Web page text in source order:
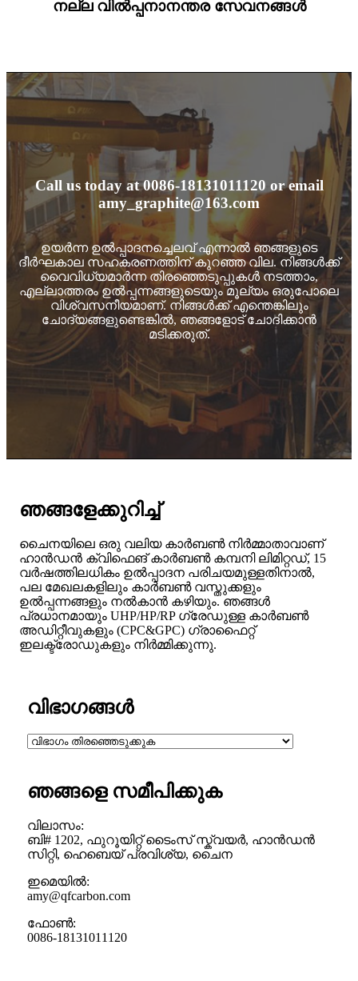
നല്ല വിൽപ്പനാനന്തര സേവനങ്ങൾ
Call us today at 0086-18131011120 or email
amy_graphite@163.com
ഉയർന്ന ഉൽപ്പാദനച്ചെലവ് എന്നാൽ ഞങ്ങളുടെ
ദീർഘകാല സഹകരണത്തിന് കുറഞ്ഞ വില. നിങ്ങൾക്ക്
വൈവിധ്യമാർന്ന തിരഞ്ഞെടുപ്പുകൾ നടത്താം,
എല്ലാത്തരം ഉൽപ്പന്നങ്ങളുടെയും മൂല്യം ഒരുപോലെ
വിശ്വസനീയമാണ്. നിങ്ങൾക്ക് എന്തെങ്കിലും
ചോദ്യങ്ങളുണ്ടെങ്കിൽ, ഞങ്ങളോട് ചോദിക്കാൻ
മടിക്കരുത്.
ഞങ്ങളേക്കുറിച്ച്
ചൈനയിലെ ഒരു വലിയ കാർബൺ നിർമ്മാതാവാണ്
ഹാൻഡൻ ക്വിഫെങ് കാർബൺ കമ്പനി ലിമിറ്റഡ്, 15
വർഷത്തിലധികം ഉൽപ്പാദന പരിചയമുള്ളതിനാൽ,
പല മേഖലകളിലും കാർബൺ വസ്തുക്കളും
ഉൽപ്പന്നങ്ങളും നൽകാൻ കഴിയും. ഞങ്ങൾ
പ്രധാനമായും UHP/HP/RP ഗ്രേഡുള്ള കാർബൺ
അഡിറ്റീവുകളും (CPC&GPC) ഗ്രാഫൈറ്റ്
ഇലക്ട്രോഡുകളും നിർമ്മിക്കുന്നു.
വിഭാഗങ്ങൾ
ഞങ്ങളെ സമീപിക്കുക
വിലാസം:
ബി# 1202, ഫുറൂയിറ്റ് ടൈംസ് സ്ക്വയർ, ഹാൻഡൻ
സിറ്റി, ഹെബെയ് പ്രവിശ്യ, ചൈന
ഇമെയിൽ:
amy@qfcarbon.com
ഫോൺ:
0086-18131011120